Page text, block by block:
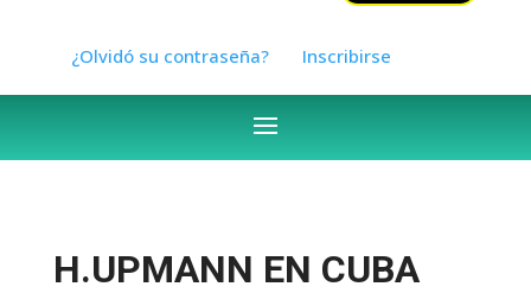
¿Olvidó su contraseña? Inscribirse
H.UPMANN EN CUBA